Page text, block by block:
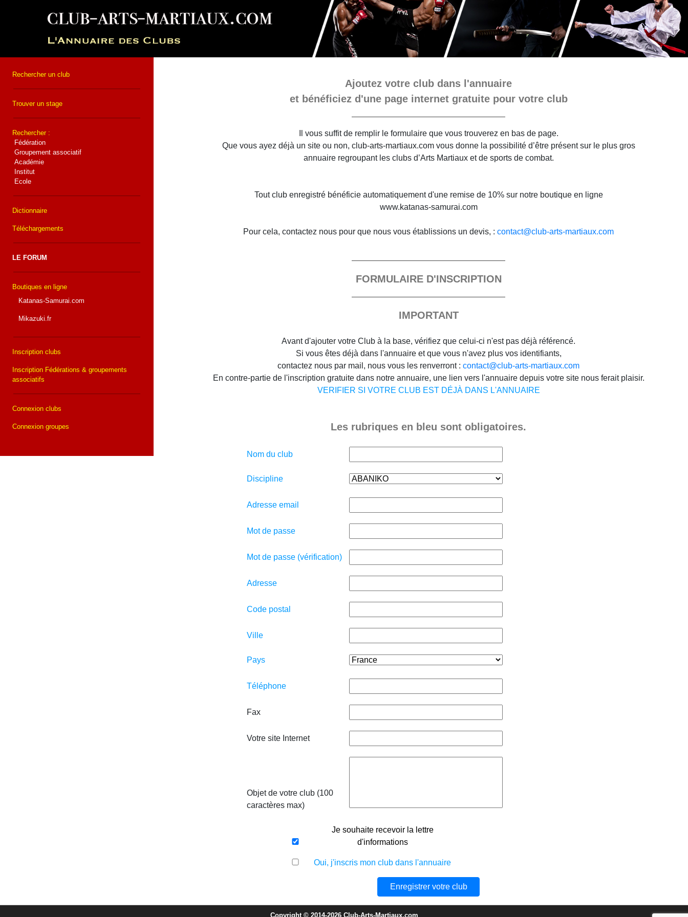
Rechercher un club
Trouver un stage
Rechercher :
Fédération
Groupement associatif
Académie
Institut
Ecole
Dictionnaire
Téléchargements
LE FORUM
Boutiques en ligne
Katanas-Samurai.com
Mikazuki.fr
Inscription clubs
Inscription Fédérations & groupements
associatifs
Connexion clubs
Connexion groupes
Ajoutez votre club dans l'annuaire
et bénéficiez d'une page internet gratuite pour votre club
Il vous suffit de remplir le formulaire que vous trouverez en bas de page.
Que vous ayez déjà un site ou non, club-arts-martiaux.com vous donne la possibilité d’être présent sur le plus gros
annuaire regroupant les clubs d’Arts Martiaux et de sports de combat.
Tout club enregistré bénéficie automatiquement d'une remise de 10% sur notre boutique en ligne
www.katanas-samurai.com
Pour cela, contactez nous pour que nous vous établissions un devis, : contact@club-arts-martiaux.com
FORMULAIRE D'INSCRIPTION
IMPORTANT
Avant d'ajouter votre Club à la base, vérifiez que celui-ci n'est pas déjà référencé.
Si vous êtes déjà dans l'annuaire et que vous n'avez plus vos identifiants,
contactez nous par mail, nous vous les renverront : contact@club-arts-martiaux.com
En contre-partie de l'inscription gratuite dans notre annuaire, une lien vers l'annuaire depuis votre site nous ferait plaisir.
VERIFIER SI VOTRE CLUB EST DÉJÀ DANS L'ANNUAIRE
Les rubriques en bleu sont obligatoires.
Nom du club
Discipline
Adresse email
Mot de passe
Mot de passe (vérification)
Adresse
Code postal
Ville
Pays
Téléphone
Fax
Votre site Internet
Objet de votre club (100
caractères max)
Je souhaite recevoir la lettre
d'informations
Oui, j'inscris mon club dans l'annuaire
Copyright © 2014-2026 Club-Arts-Martiaux.com